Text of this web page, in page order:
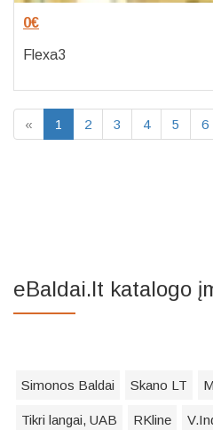
0€
Flexa3
« 1 2 3 4 5 6
eBaldai.lt katalogo
Simonos Baldai Skano LT
Tikri langai, UAB RKline